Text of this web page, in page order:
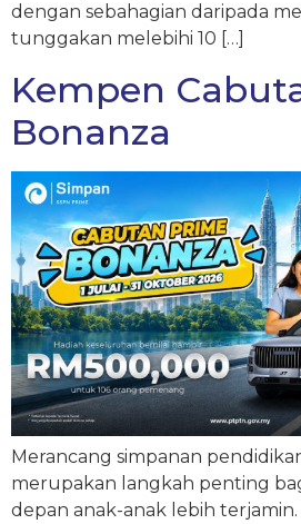
dengan sebahagian daripada
tunggakan melebihi 10 […]
Kempen
Bonanza
Merancang simpanan
merupakan langkah penting
depan anak-anak lebih